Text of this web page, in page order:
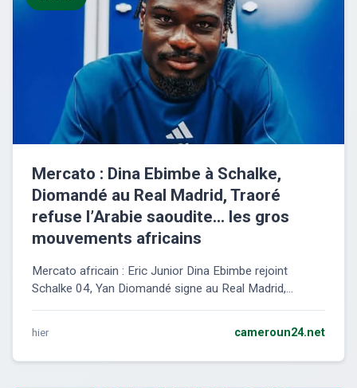
Mercato : Dina Ebimbe à Schalke,
Diomandé au Real Madrid, Traoré
refuse l’Arabie saoudite… les gros
mouvements africains
Mercato africain : Eric Junior Dina Ebimbe rejoint
Schalke 04, Yan Diomandé signe au Real Madrid,...
hier cameroun24.net